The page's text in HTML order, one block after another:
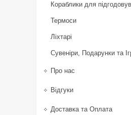
Кораблики для
Термоси
Ліхтарі
Сувеніри, Подарунки та
Про нас
Відгуки
Доставка та Оплата